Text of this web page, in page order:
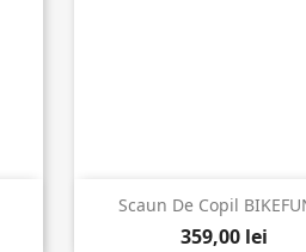
Scaun De Copil
359,00 lei
 Vizualizare